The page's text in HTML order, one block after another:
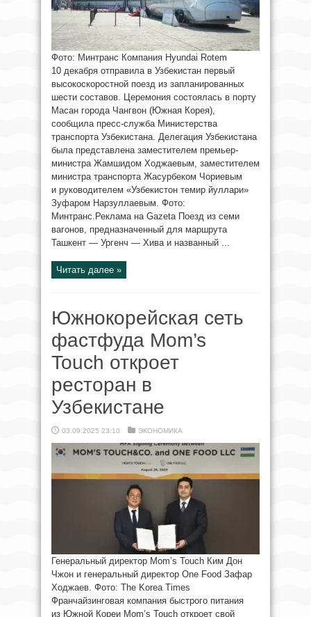
Фото: Минтранс Компания Hyundai Rotem
10 декабря отправила в Узбекистан первый
высокоскоростной поезд из запланированных
шести составов. Церемония состоялась в порту
Масан города Чангвон (Южная Корея),
сообщила пресс-служба Министерства
транспорта Узбекистана. Делегация Узбекистана
была представлена заместителем премьер-
министра Жамшидом Ходжаевым, заместителем
министра транспорта Жасурбеком Чориевым
и руководителем «Узбекистон темир йуллари»
Зуфаром Нарзуллаевым. Фото:
Минтранс.Реклама на Gazeta Поезд из семи
вагонов, предназначенный для маршрута
Ташкент — Ургенч — Хива и названный ...
Читать далее »
Южнокорейская сеть
фастфуда Mom’s
Touch откроет
ресторан в
Узбекистане
03.09.2025 23:10 ЭКОНОМИКА
Генеральный директор Mom’s Touch Ким Дон
Чжон и генеральный директор One Food Зафар
Ходжаев. Фото: The Korea Times
Франчайзинговая компания быстрого питания
из Южной Кореи Mom’s Touch откроет свой